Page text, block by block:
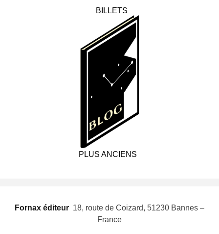
BILLETS
PLUS ANCIENS
Fornax éditeur  18, route de Coizard, 51230 Bannes –
France